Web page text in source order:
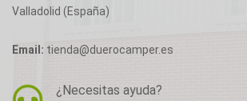
Valladolid (España)
Email: tienda@duerocamper.es
¿Necesitas ayuda?